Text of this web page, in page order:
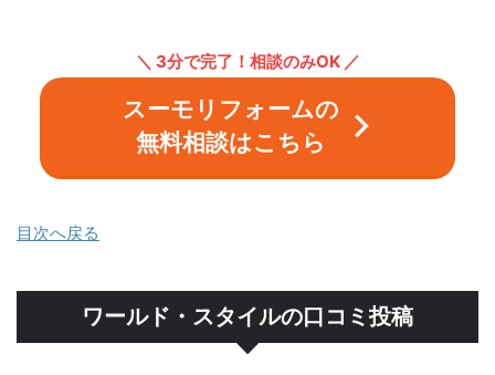
＼ 3分で完了！相談のみOK ／
スーモリフォームの
無料相談はこちら
目次へ戻る
ワールド・スタイルの口コミ投稿